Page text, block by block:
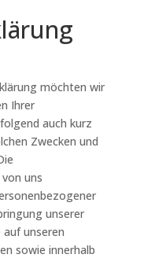
möchten wir
Ihrer
auch kurz
Zwecken und
uns
unserer
unseren
sowie innerhalb